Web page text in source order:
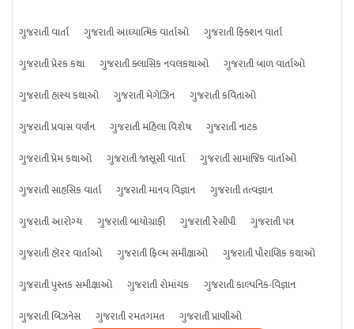
ગુજરાતી વાર્તા ગુજરાતી આધ્યાત્મિક વાર્તાઓ
ગુજરાતી ફિક્શન વાર્તા
ગુજરાતી પ્રેરક કથા
ગુજરાતી ક્લાસિક નવલકથાઓ
ગુજરાતી બાળ વાર્તાઓ
ગુજરાતી હાસ્ય કથાઓ
ગુજરાતી મેગેઝિન
ગુજરાતી કવિતાઓ
ગુજરાતી પ્રવાસ વર્ણન
ગુજરાતી મહિલા વિશેષ
ગુજરાતી નાટક
ગુજરાતી પ્રેમ કથાઓ
ગુજરાતી જાસૂસી વાર્તા
ગુજરાતી સામાજિક વાર્તાઓ
ગુજરાતી સાહસિક વાર્તા
ગુજરાતી માનવ વિજ્ઞાન
ગુજરાતી તત્વજ્ઞાન
ગુજરાતી આરોગ્ય
ગુજરાતી બાયોગ્રાફી ગુજરાતી રેસીપી
ગુજરાતી પત્ર
ગુજરાતી હૉરર વાર્તાઓ
ગુજરાતી ફિલ્મ સમીક્ષાઓ
ગુજરાતી પૌરાણિક કથાઓ
ગુજરાતી પુસ્તક સમીક્ષાઓ
ગુજરાતી રોમાંચક
ગુજરાતી કાલ્પનિક-વિજ્ઞાન
ગુજરાતી બિઝનેસ
ગુજરાતી રમતગમત ગુજરાતી પ્રાણીઓ